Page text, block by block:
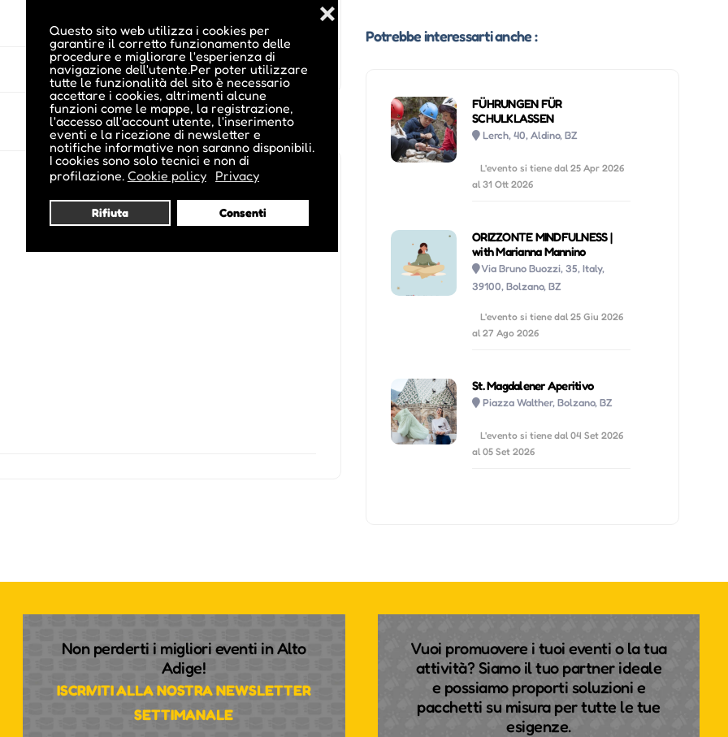
Questo sito web utilizza i cookies per
garantire il corretto funzionamento delle
procedure e migliorare l'esperienza di
navigazione dell'utente.Per poter utilizzare
tutte le funzionalità del sito è necessario
accettare i cookies, altrimenti alcune
funzioni come le mappe, la registrazione,
l'accesso all'account utente, l'inserimento
eventi e la ricezione di newsletter e
notifiche informative non saranno disponibili.
I cookies sono solo tecnici e non di
profilazione. Cookie policy Privacy
Rifiuta Consenti
❌
Potrebbe interessarti anche :
FÜHRUNGEN FÜR
SCHULKLASSEN
Lerch, 40, Aldino, BZ
L'evento si tiene dal 25 Apr 2026
al 31 Ott 2026
ORIZZONTE MINDFULNESS |
with Marianna Mannino
Via Bruno Buozzi, 35, Italy,
39100, Bolzano, BZ
L'evento si tiene dal 25 Giu 2026
al 27 Ago 2026
St. Magdalener Aperitivo
Piazza Walther, Bolzano, BZ
L'evento si tiene dal 04 Set 2026
al 05 Set 2026
Non perderti i migliori eventi in Alto
Adige!
ISCRIVITI ALLA NOSTRA NEWSLETTER
SETTIMANALE
Vuoi promuovere i tuoi eventi o la tua
attività? Siamo il tuo partner ideale
e possiamo proporti soluzioni e
pacchetti su misura per tutte le tue
esigenze.